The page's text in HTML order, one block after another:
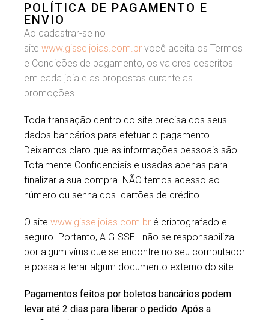
POLÍTICA DE PAGAMENTO E
ENVIO
Ao cadastrar-se no
site www.gisseljoias.com.br você aceita os Termos
e Condições de pagamento, os valores descritos
em cada joia e as propostas durante as
promoções.
Toda transação dentro do site precisa dos seus
dados bancários para efetuar o pagamento.
Deixamos claro que as informações pessoais são
Totalmente Confidenciais e usadas apenas para
finalizar a sua compra. NÃO temos acesso ao
número ou senha dos cartões de crédito.
O site www.gisseljoias.com.br é criptografado e
seguro. Portanto, A GISSEL não se responsabiliza
por algum vírus que se encontre no seu computador
e possa alterar algum documento externo do site.
Pagamentos feitos por boletos bancários podem
levar até 2 dias para liberar o pedido. Após a